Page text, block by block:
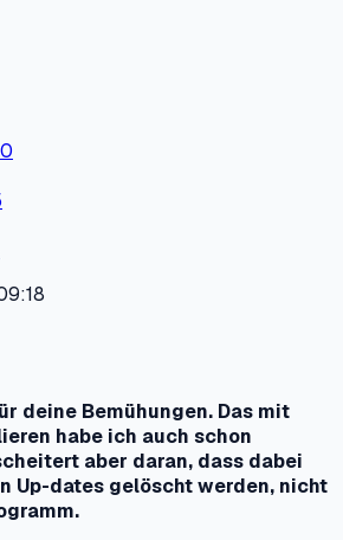
0
deine Bemühungen. Das mit
habe ich auch schon
aber daran, dass dabei
Up-dates gelöscht werden, nicht